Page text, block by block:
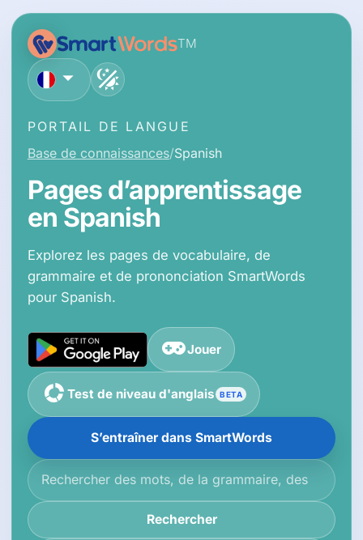
TM
français
PORTAIL DE LANGUE
Base de connaissances Spanish
Pages d’apprentissage
en Spanish
Explorez les pages de vocabulaire, de
grammaire et de prononciation SmartWords
pour Spanish.
Jouer
Test de niveau d'anglais BETA
S’entraîner dans SmartWords
Rechercher dans la base de connaissances
Rechercher